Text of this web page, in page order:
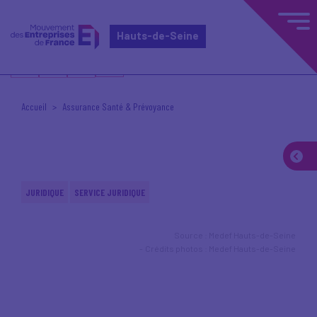
Hauts-de-Seine
Accueil Assurance Santé & Prévoyance
JURIDIQUE SERVICE JURIDIQUE